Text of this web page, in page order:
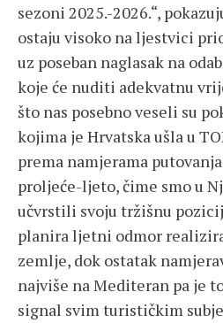
sezoni 2025.-2026.“,
ostaju visoko na ljestvici
uz poseban naglasak na
koje će nuditi adekvatnu
što nas posebno veseli su
kojima je Hrvatska ušla u
prema namjerama
proljeće-ljeto, čime smo u
učvrstili svoju tržišnu
planira ljetni odmor
zemlje, dok ostatak
najviše na Mediteran pa je
signal svim turističkim